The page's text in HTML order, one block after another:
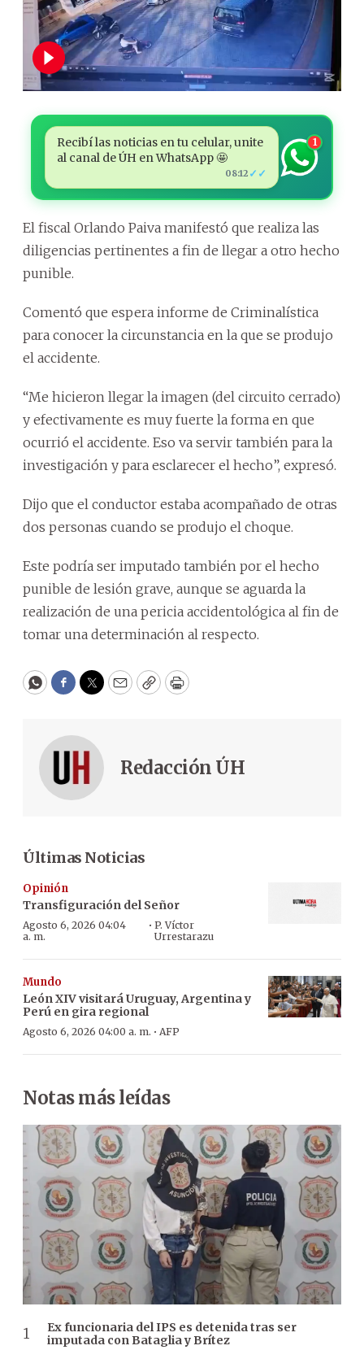
Recibí las noticias en tu celular, unite
al canal de ÚH en WhatsApp 🤩
08:12 ✓✓
1
El fiscal Orlando Paiva manifestó que realiza las
diligencias pertinentes a fin de llegar a otro hecho
punible.
Comentó que espera informe de Criminalística
para conocer la circunstancia en la que se produjo
el accidente.
“Me hicieron llegar la imagen (del circuito cerrado)
y efectivamente es muy fuerte la forma en que
ocurrió el accidente. Eso va servir también para la
investigación y para esclarecer el hecho”, expresó.
Dijo que el conductor estaba acompañado de otras
dos personas cuando se produjo el choque.
Este podría ser imputado también por el hecho
punible de lesión grave, aunque se aguarda la
realización de una pericia accidentológica al fin de
tomar una determinación al respecto.
WhatsApp
Facebook
Twitter
EmailCopyPrint
Redacción ÚH
Últimas Noticias
Opinión
Transfiguración del Señor
Agosto 6, 2026 04:04
a. m.
· P. Víctor
Urrestarazu
Mundo
León XIV visitará Uruguay, Argentina y
Perú en gira regional
Agosto 6, 2026 04:00 a. m. · AFP
Notas más leídas
Ex funcionaria del IPS es detenida tras ser
imputada con Bataglia y Brítez